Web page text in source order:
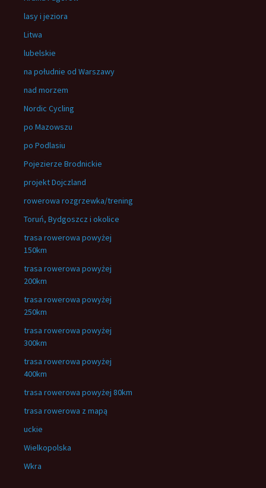
lasy i jeziora
Litwa
lubelskie
na południe od Warszawy
nad morzem
Nordic Cycling
po Mazowszu
po Podlasiu
Pojezierze Brodnickie
projekt Dojczland
rowerowa rozgrzewka/trening
Toruń, Bydgoszcz i okolice
trasa rowerowa powyżej
150km
trasa rowerowa powyżej
200km
trasa rowerowa powyżej
250km
trasa rowerowa powyżej
300km
trasa rowerowa powyżej
400km
trasa rowerowa powyżej 80km
trasa rowerowa z mapą
uckie
Wielkopolska
Wkra